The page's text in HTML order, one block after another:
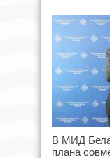
В МИД
плана